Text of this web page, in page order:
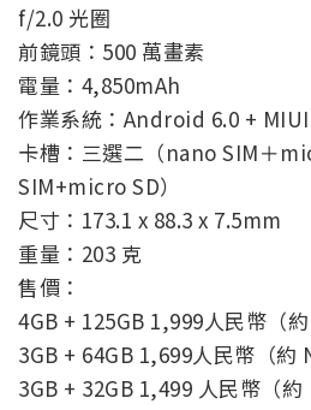
f/2.0 光圈
前鏡頭：500 萬畫素
電量：4,850mAh
作業系統：Android 6.0 +
卡槽：三選二（nano SIM＋
SIM+micro SD）
尺寸：173.1 x 88.3 x 7.5mm
重量：203 克
售價：
4GB + 125GB 1,999人民幣（約
3GB + 64GB 1,699人民幣（約
3GB + 32GB 1,499 人民幣（約